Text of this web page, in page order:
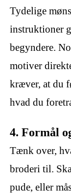
Tydelige
instruktioner
begyndere.
motiver
kræver, at du
hvad du
4. Formål
Tænk over,
broderi til.
pude, eller